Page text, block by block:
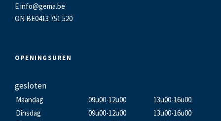
Einfo@gema.be
ON BE0413 751 520
OPENINGSUREN
gesloten
Maandag 09u00-12u00
13u00-16u00
Dinsdag
09u00-12u00
13u00-16u00